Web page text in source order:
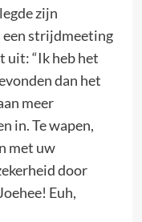
zijn
strijdmeeting
uit: “Ik heb het
dan het
meer
in. Te wapen,
met uw
door
Euh,